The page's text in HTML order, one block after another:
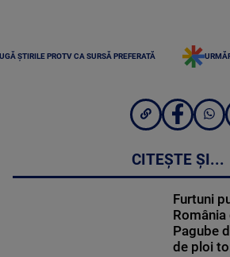
ȘTIRILE PROTV CA SURSĂ PREFERATĂ
CITEȘTE ȘI...
Furtuni
Pagube
de ploi